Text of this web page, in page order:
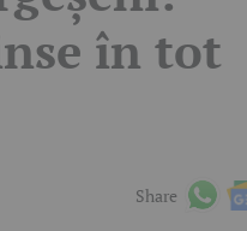
în tot
Share